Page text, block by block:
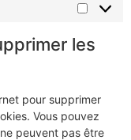
les
pour supprimer
Vous pouvez
peuvent pas être